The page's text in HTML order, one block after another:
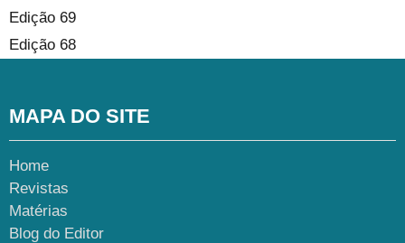
Edição 69
Edição 68
MAPA DO SITE
Home
Revistas
Matérias
Blog do Editor